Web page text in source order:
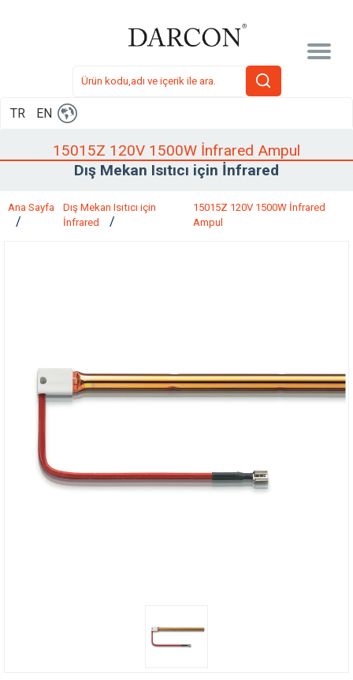
TR EN
15015Z 120V 1500W İnfrared Ampul
Dış Mekan Isıtıcı için İnfrared
Ana Sayfa
Dış Mekan Isıtıcı için
İnfrared
15015Z 120V 1500W İnfrared
Ampul